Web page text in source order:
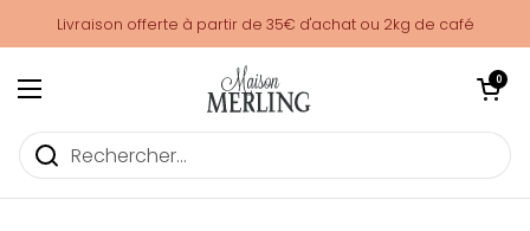
Livraison offerte à partir de 35€ d'achat ou 2kg de café
Monbana – Maison Merling
Ouvrir le menu
Ouvrir le
0